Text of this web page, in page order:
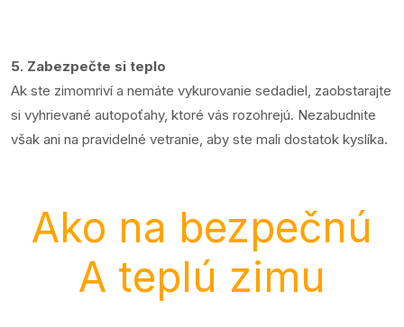
5. Zabezpečte si teplo
Ak ste zimomriví a nemáte vykurovanie sedadiel, zaobstarajte
si vyhrievané autopoťahy, ktoré vás rozohrejú. Nezabudnite
však ani na pravidelné vetranie, aby ste mali dostatok kyslíka.
Ako na bezpečnú
A teplú zimu